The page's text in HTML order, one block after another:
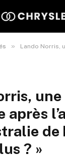
» Lando Norris, une ironie cinglante
après
de
? »